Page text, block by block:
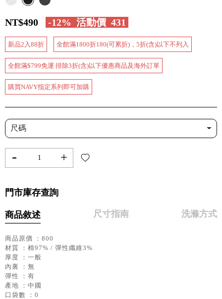
NT$490 -12% 活動價 431
新品2入88折 全館滿1800折180(可累折)，5折(含)以下不列入
全館滿$799免運 排除3折(含)以下優惠商品及海外訂單
購買NAVY指定系列即可加購
尺碼
- +
門市庫存查詢
商品敘述 尺寸指南 洗滌方式
商品原價 ：800
材質 ：棉97% / 彈性纖維3%
厚度 ：一般
內裏 ：無
彈性 ：有
產地 ：中國
口袋數 ：0